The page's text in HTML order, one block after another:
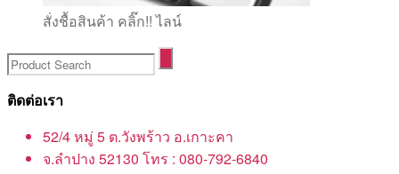
สั่งชื้อสินค้า คลิ๊ก!! ไลน์
ติดต่อเรา
52/4 หมู่ 5 ต.วังพร้าว อ.เกาะคา
จ.ลำปาง 52130 โทร : 080-792-6840